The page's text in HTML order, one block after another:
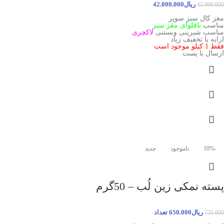
45.000.000 ریال42.000.000
مغز کال سبز سوپر
مناسب باقلوای مغز سبز
مناسب شیرینی وبستنی لاکچری
ارایه با تخفیف زیاد
فقط 1 کیلو موجود است
ارسال با پست
-10% ناموجود جدید
پسته نمکی زین لُب – 50گرم
725.000 ریال650.000 تعداد